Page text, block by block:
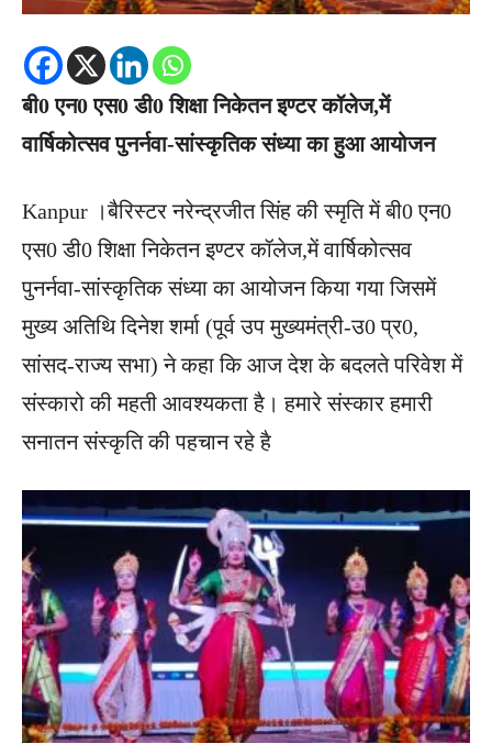
बी0 एन0 एस0 डी0 शिक्षा निकेतन इण्टर कॉलेज,में
वार्षिकोत्सव पुनर्नवा-सांस्कृतिक संध्या का हुआ आयोजन
Kanpur ।बैरिस्टर नरेन्द्रजीत सिंह की स्मृति में बी0 एन0
एस0 डी0 शिक्षा निकेतन इण्टर कॉलेज,में वार्षिकोत्सव
पुनर्नवा-सांस्कृतिक संध्या का आयोजन किया गया जिसमें
मुख्य अतिथि दिनेश शर्मा (पूर्व उप मुख्यमंत्री-उ0 प्र0,
सांसद-राज्य सभा) ने कहा कि आज देश के बदलते परिवेश में
संस्कारो की महती आवश्यकता है। हमारे संस्कार हमारी
सनातन संस्कृति की पहचान रहे है